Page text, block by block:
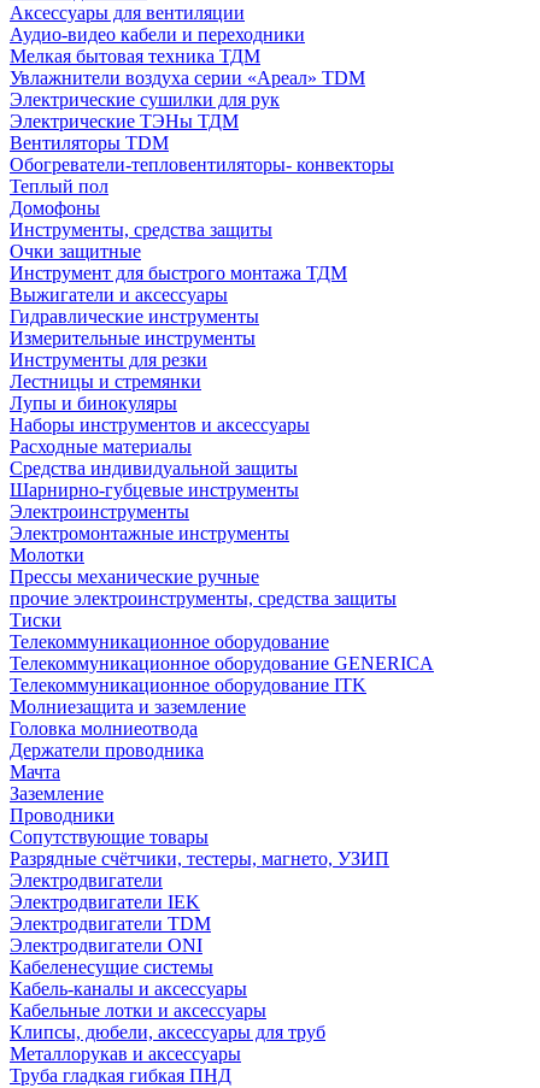
Аксессуары для вентиляции
Аудио-видео кабели и переходники
Мелкая бытовая техника ТДМ
Увлажнители воздуха серии «Ареал» TDM
Электрические сушилки для рук
Электрические ТЭНы ТДМ
Вентиляторы TDM
Обогреватели-тепловентиляторы- конвекторы
Теплый пол
Домофоны
Инструменты, средства защиты
Очки защитные
Инструмент для быстрого монтажа ТДМ
Выжигатели и аксессуары
Гидравлические инструменты
Измерительные инструменты
Инструменты для резки
Лестницы и стремянки
Лупы и бинокуляры
Наборы инструментов и аксессуары
Расходные материалы
Средства индивидуальной защиты
Шарнирно-губцевые инструменты
Электроинструменты
Электромонтажные инструменты
Молотки
Прессы механические ручные
прочие электроинструменты, средства защиты
Тиски
Телекоммуникационное оборудование
Телекоммуникационное оборудование GENERICA
Телекоммуникационное оборудование ITK
Молниезащита и заземление
Головка молниеотвода
Держатели проводника
Мачта
Заземление
Проводники
Сопутствующие товары
Разрядные счётчики, тестеры, магнето, УЗИП
Электродвигатели
Электродвигатели IEK
Электродвигатели TDM
Электродвигатели ONI
Кабеленесущие системы
Кабель-каналы и аксессуары
Кабельные лотки и аксессуары
Клипсы, дюбели, аксессуары для труб
Металлорукав и аксессуары
Труба гладкая гибкая ПНД